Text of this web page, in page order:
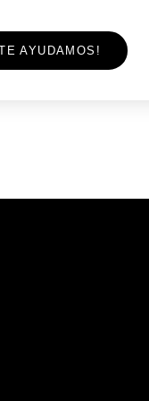
AYUDAMOS!